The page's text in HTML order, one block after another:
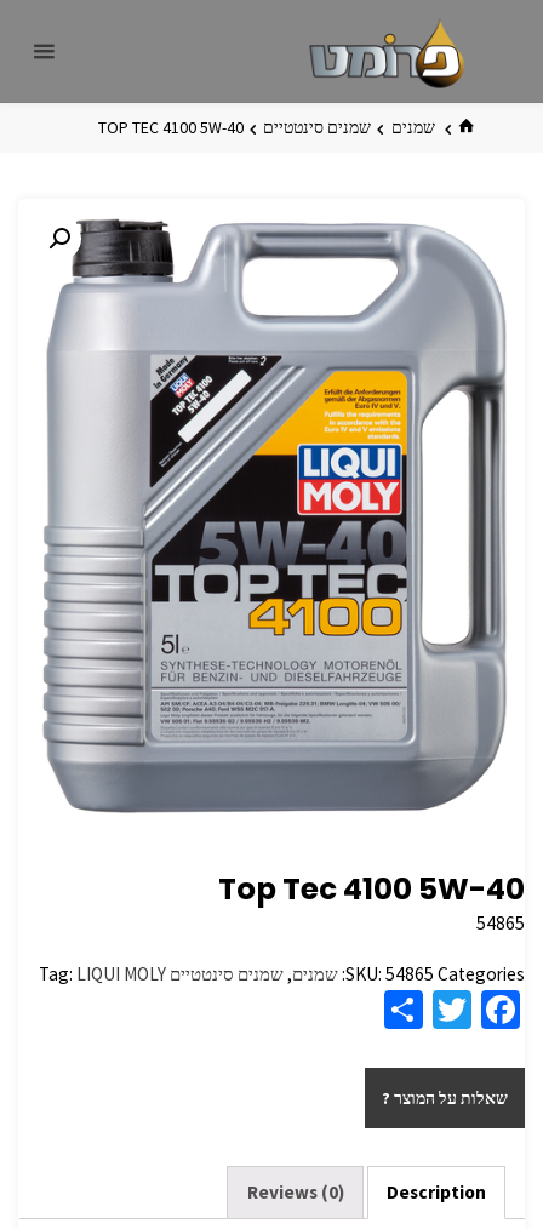
בית שמנים שמנים סינטטיים TOP TEC 4100 5W-40
Top Tec 4100 5W-40
54865
SKU: 54865 Categories: שמנים,שמנים סינטטיים Tag: LIQUI MOLY
Fa
b
o
o
k
T
tt
er
ar
e
שאלות על המוצר ?
Description
Reviews (0)